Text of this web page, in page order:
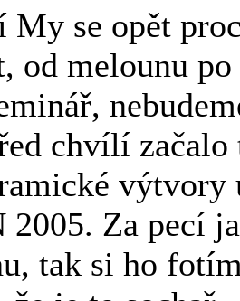
My se opět
od melounu
chvílí
výtvory
Za pecí
tak si ho